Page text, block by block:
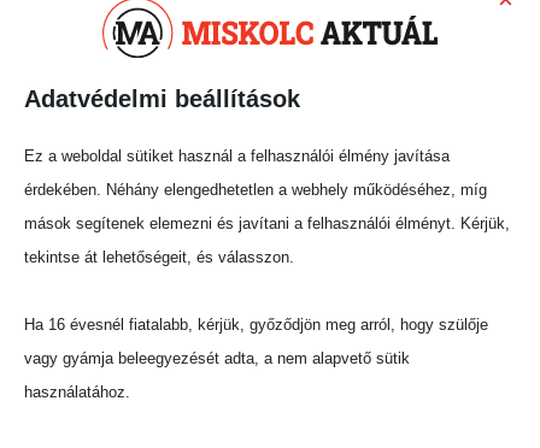
alkalmas a joghatás kiváltására, azaz a jelöltre
leadott szavazatok érvényes szavazatnak
Megosztás:
Adatvédelmi beállítások
Ez a weboldal sütiket használ a felhasználói élmény javítása
érdekében. Néhány elengedhetetlen a webhely működéséhez, míg
mások segítenek elemezni és javítani a felhasználói élményt. Kérjük,
tekintse át lehetőségeit, és válasszon.
Ha 16 évesnél fiatalabb, kérjük, győződjön meg arról, hogy szülője
vagy gyámja beleegyezését adta, a nem alapvető sütik
használatához.